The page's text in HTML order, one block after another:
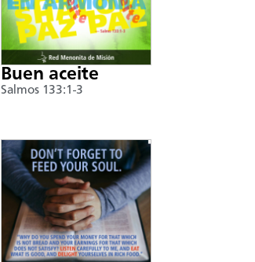
Buen aceite
Salmos 133:1-3